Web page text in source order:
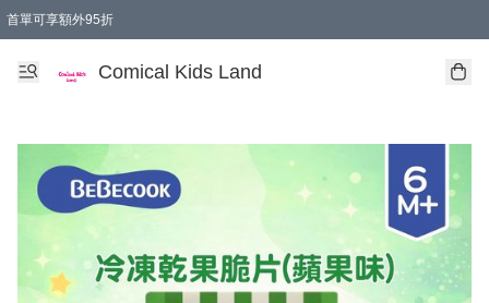
首單可享額外95折
Comical Kids Land